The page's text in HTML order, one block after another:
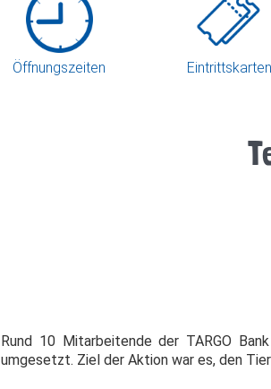
Öffnungszeiten Eintrittskarten
Rund 10 Mitarbeitende der TARGO
umgesetzt. Ziel der Aktion war es, den